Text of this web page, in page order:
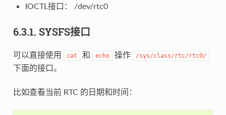
IOCTL接口： /dev/rtc0
6.3.1. SYSFS接口
可以直接使用 cat 和 echo 操作 /sys/class/rtc/rtc0/
下面的接口。
比如查看当前 RTC 的日期和时间：